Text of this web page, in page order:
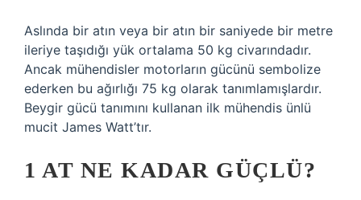
Aslında bir atın veya bir atın bir saniyede bir metre
ileriye taşıdığı yük ortalama 50 kg civarındadır.
Ancak mühendisler motorların gücünü sembolize
ederken bu ağırlığı 75 kg olarak tanımlamışlardır.
Beygir gücü tanımını kullanan ilk mühendis ünlü
mucit James Watt’tır.
1 AT NE KADAR GÜÇLÜ?